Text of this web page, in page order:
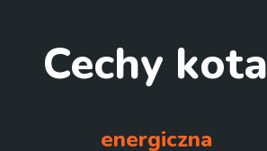
Cechy kota
energiczna